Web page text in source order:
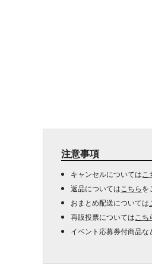
注意事項
キャンセルについては こ
返品については こちらを
おまとめ配送については
再販投票については こち
イベント応募券付商品